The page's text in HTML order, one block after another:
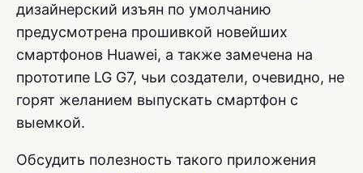
дизайнерский изъян по умолчанию
предусмотрена прошивкой новейших
смартфонов Huawei, а также замечена на
прототипе LG G7, чьи создатели, очевидно, не
горят желанием выпускать смартфон с
выемкой.
Обсудить полезность такого приложения